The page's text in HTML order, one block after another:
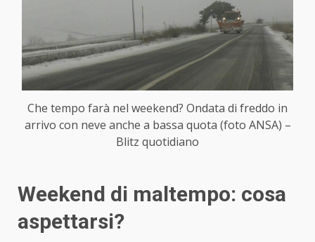
Che tempo farà nel weekend? Ondata di freddo in
arrivo con neve anche a bassa quota (foto ANSA) –
Blitz quotidiano
Weekend di maltempo: cosa
aspettarsi?